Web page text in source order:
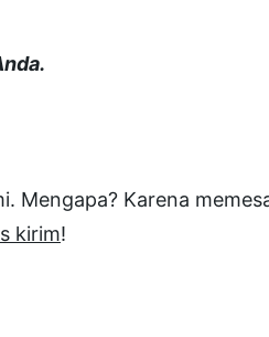
Mengapa? Karena
kirim!